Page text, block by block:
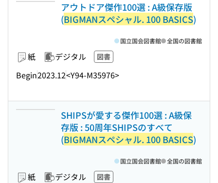
アウトドア傑作100選 : A級保存版
(BIGMANスペシャル. 100 BASICS)
紙 デジタル 図書
Begin2023.12<Y94-M35976>
国立国会図書館 全国の図書館
SHIPSが愛する傑作100選 : A級保
存版 : 50周年SHIPSのすべて
(BIGMANスペシャル. 100 BASICS)
紙 デジタル 図書
国立国会図書館 全国の図書館